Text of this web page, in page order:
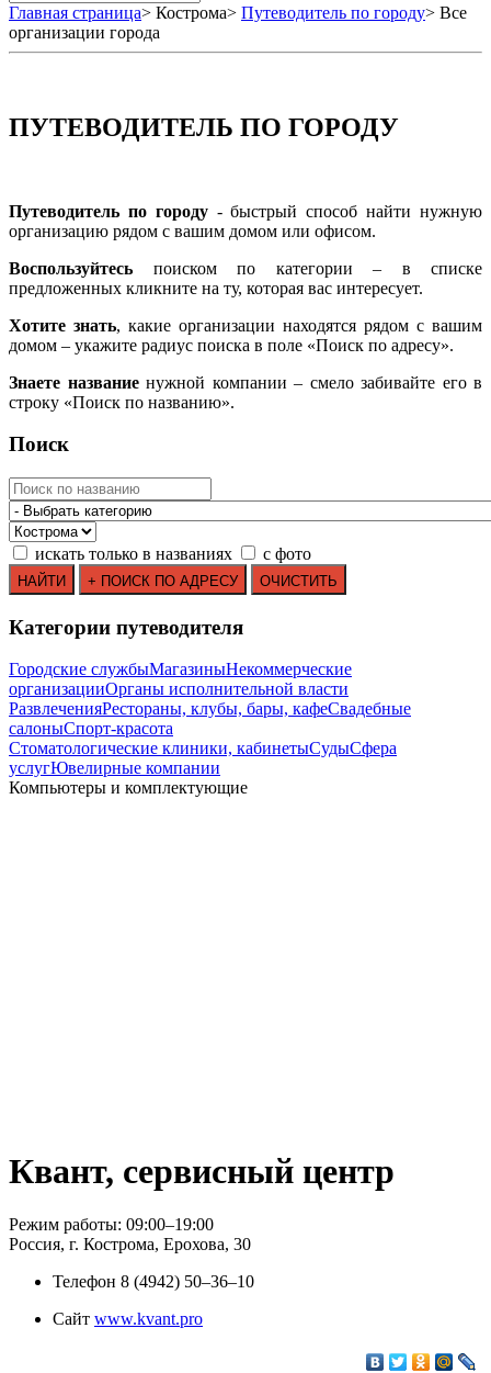
Главная страница> Кострома> Путеводитель по городу> Все
организации города
ПУТЕВОДИТЕЛЬ ПО ГОРОДУ
Путеводитель по городу- быстрый способ найти нужную
организацию рядом с вашим домом или офисом.
Воспользуйтесь поиском по категории – в списке
предложенных кликните на ту, которая вас интересует.
Хотите знать, какие организации находятся рядом с вашим
домом – укажите радиус поиска в поле «Поиск по адресу».
Знаете названиенужной компании – смело забивайте его в
строку «Поиск по названию».
Поиск
искать только в названиях с фото
Категории путеводителя
Городские службыМагазиныНекоммерческие
организацииОрганы исполнительной власти
РазвлеченияРестораны, клубы, бары, кафеСвадебные
салоныСпорт-красота
Стоматологические клиники, кабинетыСудыСфера
услугЮвелирные компании
Компьютеры и комплектующие
Квант, сервисный центр
Режим работы: 09:00–19:00
Россия, г. Кострома, Ерохова, 30
Телефон 8 (4942) 50‒36‒10
Сайт www.kvant.pro